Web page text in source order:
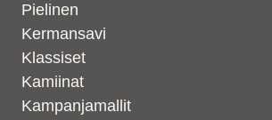
Pielinen
Kermansavi
Klassiset
Kamiinat
Kampanjamallit